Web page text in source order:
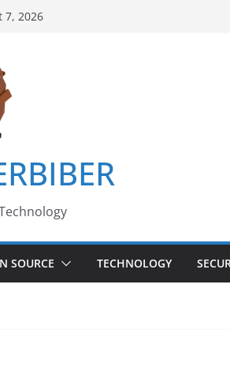
7, 2026
SOURCE TECHNOLOGY